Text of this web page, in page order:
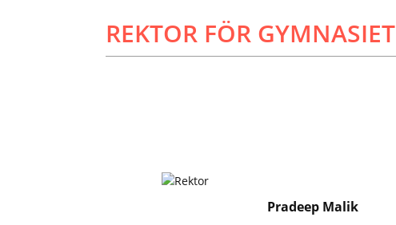
REKTOR FÖR GYMNASIET
Pradeep Malik